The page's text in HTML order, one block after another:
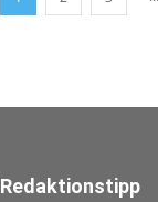
Redaktionstipp